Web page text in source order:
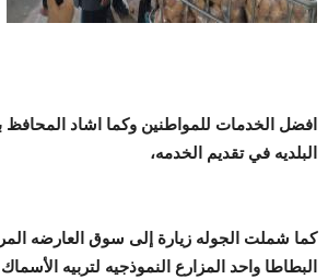
افضل الخدمات للمواطنين وكما اشاد المحافظ
البلديه في تقديم الخدمه،
كما شملت الجوله زيارة إلى سوق العارضه
البطاطا واحد المزارع النموذجيه لتربيه الأسماك